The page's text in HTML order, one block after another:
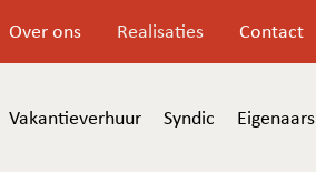
Over ons Realisaties Contact
Vakantieverhuur Syndic